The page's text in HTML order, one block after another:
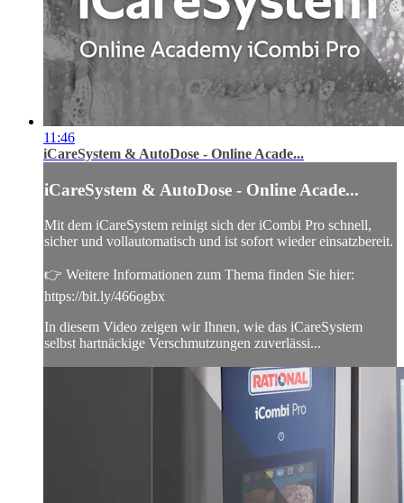
11:46
iCareSystem & AutoDose - Online Acade...
iCareSystem & AutoDose - Online Acade...
Mit dem iCareSystem reinigt sich der iCombi Pro schnell,
sicher und vollautomatisch und ist sofort wieder einsatzbereit.
👉 Weitere Informationen zum Thema finden Sie hier:
https://bit.ly/466ogbx
In diesem Video zeigen wir Ihnen, wie das iCareSystem
selbst hartnäckige Verschmutzungen zuverlässi...